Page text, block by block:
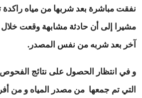
نفقت مباشرة بعد شربها من مياه راكدة
مشيرا إلى أن حادثة مشابهة وقعت خلال
آخر بعد شربه من نفس المصدر.
و في انتظار الحصول على نتائج الفحوص
التي تم جمعها من مصدر المياه و من